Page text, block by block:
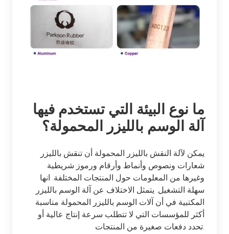
آلة الوسم بالليزر المحمولة؟
يمكن لآلة النقش بالليزر المحمولة أن تنقش بالليزر
شعارات ونصوص وأنماط وأرقام ورموز شريطية
وغيرها من المعلومات حول المنتجات المختلفة. انها
سهلة التشغيل. يتمثل الاختلاف عن آلة الوسم بالليزر
المكتبية في أن آلات الوسم بالليزر المحمولة مناسبة
أكثر للمؤسسات التي لا تتطلب سرعة إنتاج عالية أو
تحدد دفعات صغيرة من المنتجات.